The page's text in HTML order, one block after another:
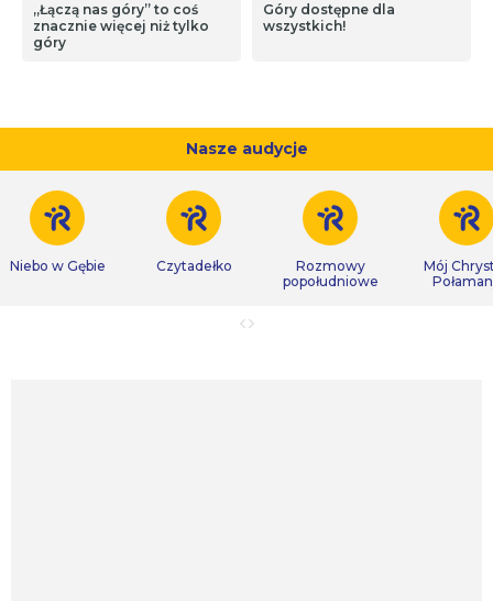
„Łączą nas góry” to coś
znacznie więcej niż tylko
góry
Góry dostępne dla
wszystkich!
Nasze audycje
Niebo w Gębie Czytadełko
Rozmowy
popołudniowe
Mój